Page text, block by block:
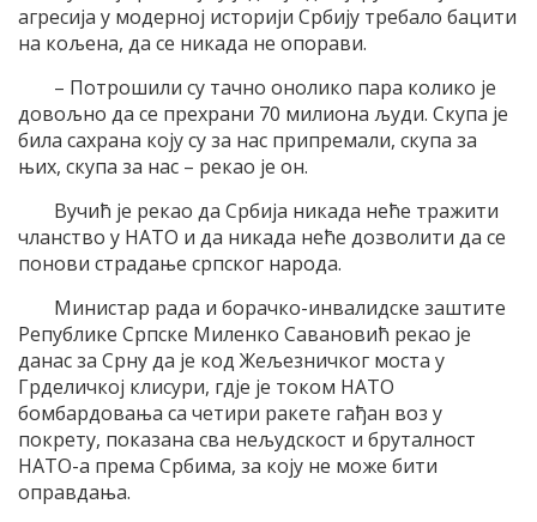
агресија у модерној историји Србију требало бацити
на кољена, да се никада не опорави.
– Потрошили су тачно онолико пара колико је
довољно да се прехрани 70 милиона људи. Скупа је
била сахрана коју су за нас припремали, скупа за
њих, скупа за нас – рекао је он.
Вучић је рекао да Србија никада неће тражити
чланство у НАТО и да никада неће дозволити да се
понови страдање српског народа.
Министар рада и борачко-инвалидске заштите
Републике Српске Миленко Савановић рекао је
данас за Срну да је код Жељезничког моста у
Грделичкој клисури, гдје је током НАТО
бомбардовања са четири ракете гађан воз у
покрету, показана сва нељудскост и бруталност
НАТО-а према Србима, за коју не може бити
оправдања.